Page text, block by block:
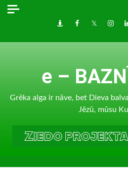
Skip
DraugiemFacebook
Twitter
e –
Grēka alga ir nāve, bet Dieva
Jēzū, mūsu